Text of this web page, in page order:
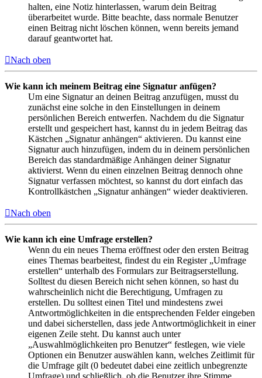
halten, eine Notiz hinterlassen, warum dein Beitrag
überarbeitet wurde. Bitte beachte, dass normale Benutzer
einen Beitrag nicht löschen können, wenn bereits jemand
darauf geantwortet hat.
Nach oben
Wie kann ich meinem Beitrag eine Signatur anfügen?
Um eine Signatur an deinen Beitrag anzufügen, musst du
zunächst eine solche in den Einstellungen in deinem
persönlichen Bereich entwerfen. Nachdem du die Signatur
erstellt und gespeichert hast, kannst du in jedem Beitrag das
Kästchen „Signatur anhängen“ aktivieren. Du kannst eine
Signatur auch hinzufügen, indem du in deinem persönlichen
Bereich das standardmäßige Anhängen deiner Signatur
aktivierst. Wenn du einen einzelnen Beitrag dennoch ohne
Signatur verfassen möchtest, so kannst du dort einfach das
Kontrollkästchen „Signatur anhängen“ wieder deaktivieren.
Nach oben
Wie kann ich eine Umfrage erstellen?
Wenn du ein neues Thema eröffnest oder den ersten Beitrag
eines Themas bearbeitest, findest du ein Register „Umfrage
erstellen“ unterhalb des Formulars zur Beitragserstellung.
Solltest du diesen Bereich nicht sehen können, so hast du
wahrscheinlich nicht die Berechtigung, Umfragen zu
erstellen. Du solltest einen Titel und mindestens zwei
Antwortmöglichkeiten in die entsprechenden Felder eingeben
und dabei sicherstellen, dass jede Antwortmöglichkeit in einer
eigenen Zeile steht. Du kannst auch unter
„Auswahlmöglichkeiten pro Benutzer“ festlegen, wie viele
Optionen ein Benutzer auswählen kann, welches Zeitlimit für
die Umfrage gilt (0 bedeutet dabei eine zeitlich unbegrenzte
Umfrage) und schließlich, ob die Benutzer ihre Stimme